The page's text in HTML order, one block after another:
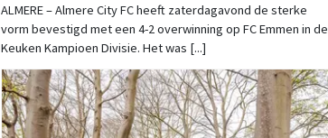
ALMERE – Almere City FC heeft zaterdagavond de sterke
vorm bevestigd met een 4-2 overwinning op FC Emmen in de
Keuken Kampioen Divisie. Het was [...]